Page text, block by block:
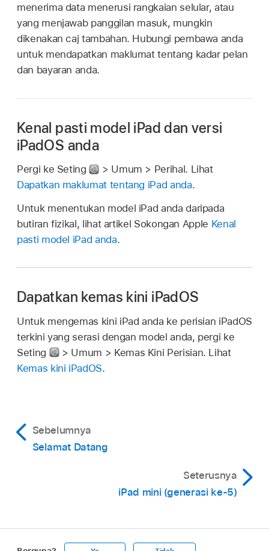
menerima data menerusi rangkaian selular, atau
yang menjawab panggilan masuk, mungkin
dikenakan caj tambahan. Hubungi pembawa anda
untuk mendapatkan maklumat tentang kadar pelan
dan bayaran anda.
Kenal pasti model iPad dan versi
iPadOS anda
Pergi ke Seting
> Umum > Perihal. Lihat
Dapatkan maklumat tentang iPad anda.
Untuk menentukan model iPad anda daripada
butiran fizikal, lihat artikel Sokongan Apple Kenal
pasti model iPad anda.
Dapatkan kemas kini iPadOS
Untuk mengemas kini iPad anda ke perisian iPadOS
terkini yang serasi dengan model anda, pergi ke
Seting
> Umum > Kemas Kini Perisian. Lihat
Kemas kini iPadOS.
Sebelumnya
Selamat Datang
Seterusnya
iPad mini (generasi ke-5)